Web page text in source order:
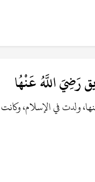
رَضِيَ اللَّهُ عَنْهُا
ولدت في الإسلام،
قديماً، وهاجرت